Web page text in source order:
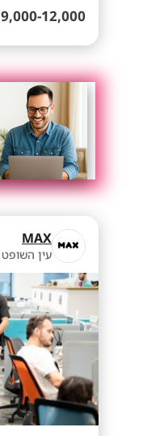
9,000-12,000
MAX
עין השופט